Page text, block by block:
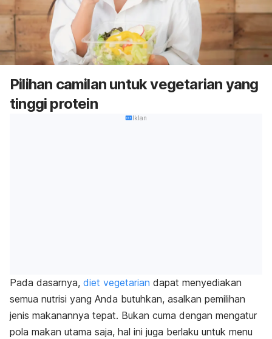
Pilihan camilan untuk vegetarian yang
tinggi protein
Iklan
Pada dasarnya, diet vegetarian dapat menyediakan
semua nutrisi yang Anda butuhkan, asalkan pemilihan
jenis makanannya tepat. Bukan cuma dengan mengatur
pola makan utama saja, hal ini juga berlaku untuk menu